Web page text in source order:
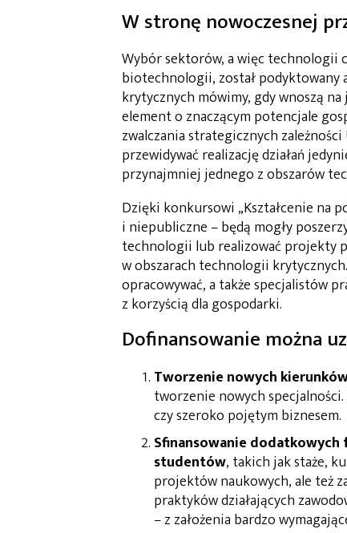
W stronę nowoczesnej
Wybór sektorów, a więc technologii
biotechnologii, został podyktowany
krytycznych mówimy, gdy wnoszą
element o znaczącym potencjale
zwalczania strategicznych
przewidywać realizację działań
przynajmniej jednego z obszarów
Dzięki konkursowi „Kształcenie na
i niepubliczne – będą mogły
technologii lub realizować projekty
w obszarach technologii
opracowywać, a także specjalistów
z korzyścią dla gospodarki.
Dofinansowanie można
Tworzenie nowych
tworzenie nowych
czy szeroko pojętym biznesem.
Sfinansowanie
studentów, takich jak staże,
projektów naukowych, ale też
praktyków działających
– z założenia bardzo